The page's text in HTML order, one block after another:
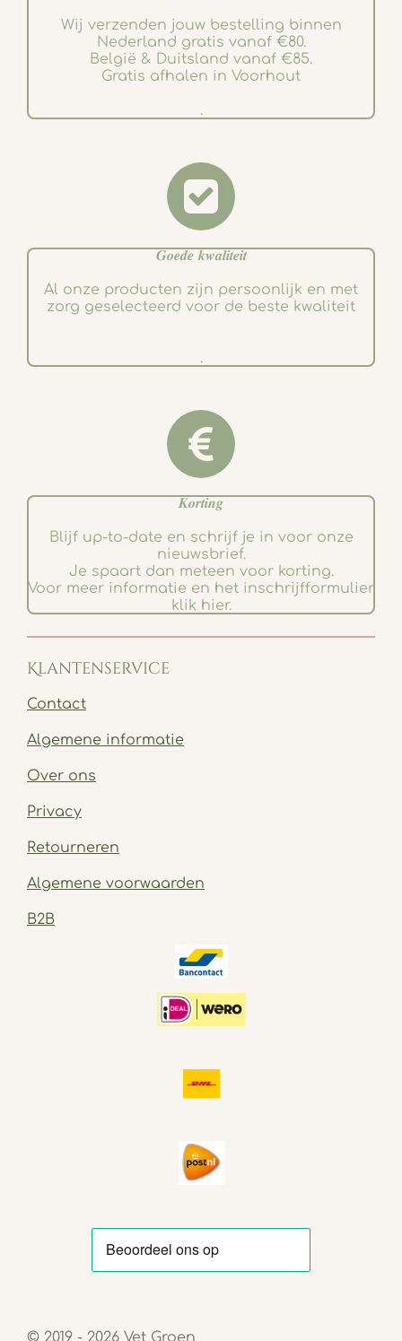
Wij verzenden jouw bestelling binnen
Nederland gratis vanaf €80.
België & Duitsland vanaf €85.
Gratis afhalen in Voorhout
.
𝑮𝒐𝒆𝒅𝒆 𝒌𝒘𝒂𝒍𝒊𝒕𝒆𝒊𝒕
Al onze producten zijn persoonlijk en met
zorg geselecteerd voor de beste kwaliteit
.
𝑲𝒐𝒓𝒕𝒊𝒏𝒈
Blijf up-to-date en schrijf je in voor onze
nieuwsbrief.
Je spaart dan meteen voor korting.
Voor meer informatie en het inschrijfformulier
klik hier.
Klantenservice
Contact
Algemene informatie
Over ons
Privacy
Retourneren
Algemene voorwaarden
B2B
© 2019 - 2026 Vet Groen